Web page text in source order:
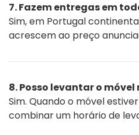
7. Fazem entregas em
Sim, em Portugal
acrescem ao preço
8. Posso levantar o
Sim. Quando o móvel
combinar um horário de